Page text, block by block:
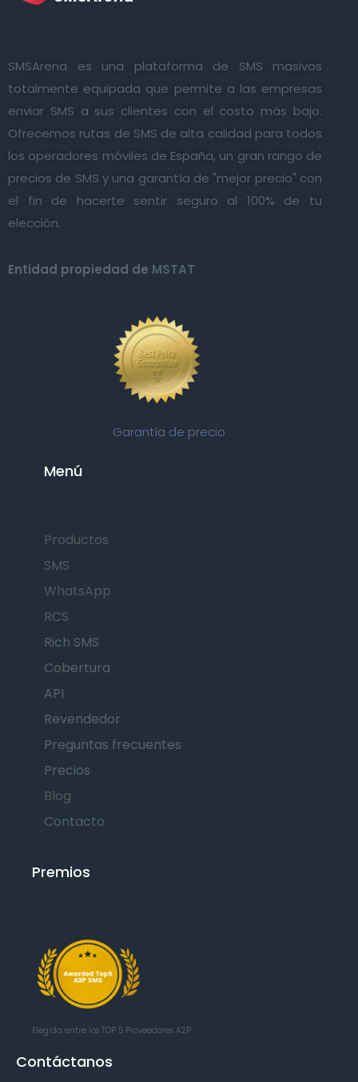
SMSArena es una plataforma de SMS masivos
totalmente equipada que permite a las empresas
enviar SMS a sus clientes con el costo más bajo.
Ofrecemos rutas de SMS de alta calidad para todos
los operadores móviles de España, un gran rango de
precios de SMS y una garantía de "mejor precio" con
el fin de hacerte sentir seguro al 100% de tu
elección.
Entidad propiedad de MSTAT
Garantía de precio
Menú
Productos
SMS
WhatsApp
RCS
Rich SMS
Cobertura
API
Revendedor
Preguntas frecuentes
Precios
Blog
Contacto
Premios
Elegida entre los TOP 5 Proveedores A2P
Contáctanos